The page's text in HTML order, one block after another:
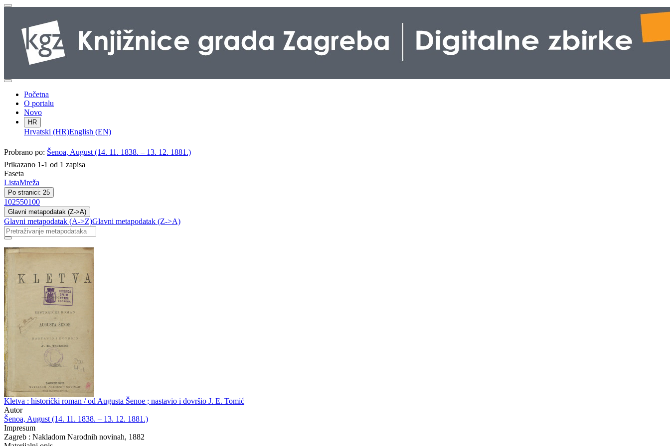
Početna
O portalu
Novo
HR
Hrvatski (HR)English (EN)
Probrano po: Šenoa, August (14. 11. 1838. – 13. 12. 1881.)
Prikazano 1-1 od 1 zapisa
Faseta
ListaMreža
Po stranici: 25
102550100
Glavni metapodatak (Z->A)
Glavni metapodatak (A->Z)Glavni metapodatak (Z->A)
Kletva : historički roman / od Augusta Šenoe ; nastavio i dovršio J. E. Tomić
Autor
Šenoa, August (14. 11. 1838. – 13. 12. 1881.)
Impresum
Zagreb : Nakladom Narodnih novinah, 1882